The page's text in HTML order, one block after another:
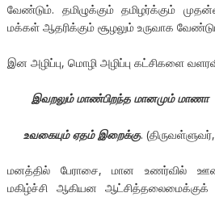
வேண்டும். தமிழுக்கும் தமிழர்க்கும்
மக்கள் ஆதரிக்கும் சூழலும் உருவாக
இன அழிப்பு, மொழி அழிப்பு கட்சிகளை
இவறலும் மாண்பிறந்த மானமும் மாணா
உவகையும் ஏதம் இறைக்கு.
மனத்தில் பேராசை, மான உணர்வில்
மகிழ்ச்சி ஆகியன